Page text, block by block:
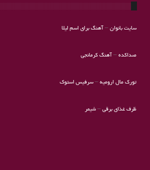
سایت بانوان– آهنگ برای اسم لیلا
صداکده– آهنگ کرمانجی
تورک مال ارومیه–سرفیس استوک
ظرف غذای برقی– شیمر